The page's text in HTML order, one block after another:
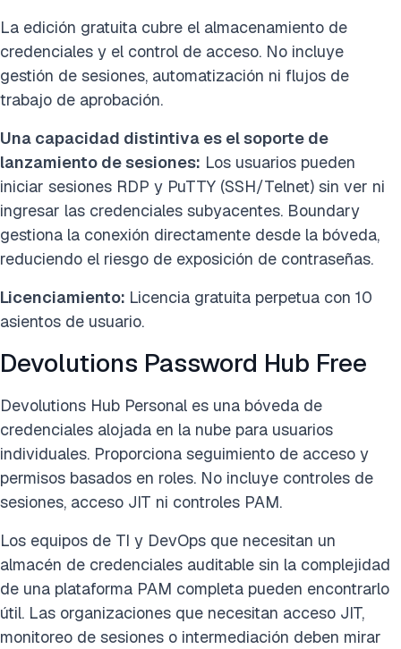
La edición gratuita cubre el almacenamiento de
credenciales y el control de acceso. No incluye
gestión de sesiones, automatización ni flujos de
trabajo de aprobación.
Una capacidad distintiva es el soporte de
lanzamiento de sesiones: Los usuarios pueden
iniciar sesiones RDP y PuTTY (SSH/Telnet) sin ver ni
ingresar las credenciales subyacentes. Boundary
gestiona la conexión directamente desde la bóveda,
reduciendo el riesgo de exposición de contraseñas.
Licenciamiento: Licencia gratuita perpetua con 10
asientos de usuario.
Devolutions Password Hub Free
Devolutions Hub Personal es una bóveda de
credenciales alojada en la nube para usuarios
individuales. Proporciona seguimiento de acceso y
permisos basados en roles. No incluye controles de
sesiones, acceso JIT ni controles PAM.
Los equipos de TI y DevOps que necesitan un
almacén de credenciales auditable sin la complejidad
de una plataforma PAM completa pueden encontrarlo
útil. Las organizaciones que necesitan acceso JIT,
monitoreo de sesiones o intermediación deben mirar